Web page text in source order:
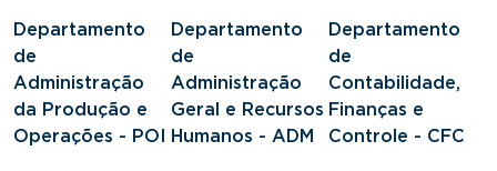
Departamento
de
Administração
da Produção e
Operações - POI
Departamento
de
Administração
Geral e Recursos
Humanos - ADM
Departamento
de
Contabilidade,
Finanças e
Controle - CFC